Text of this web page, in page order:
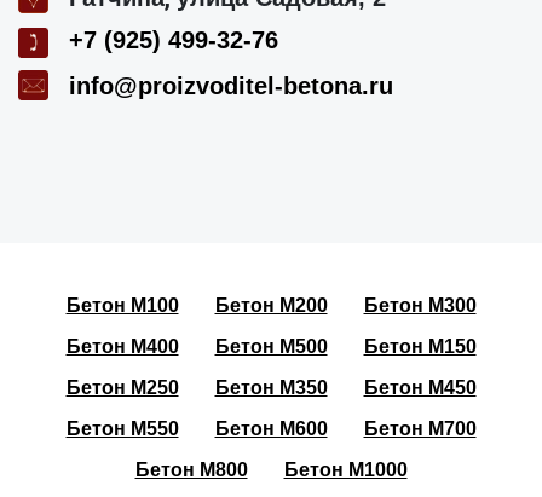
+7 (925) 499-32-76
info@proizvoditel-betona.ru
Бетон М100 Бетон М200
Бетон М300
Бетон М400
Бетон М500
Бетон М150
Бетон М250
Бетон М350
Бетон М450
Бетон М550
Бетон М600
Бетон М700
Бетон М800
Бетон М1000